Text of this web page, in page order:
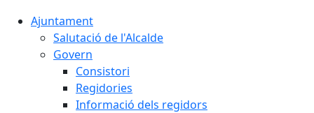
Ajuntament
Salutació de l'Alcalde
Govern
Consistori
Regidories
Informació dels regidors